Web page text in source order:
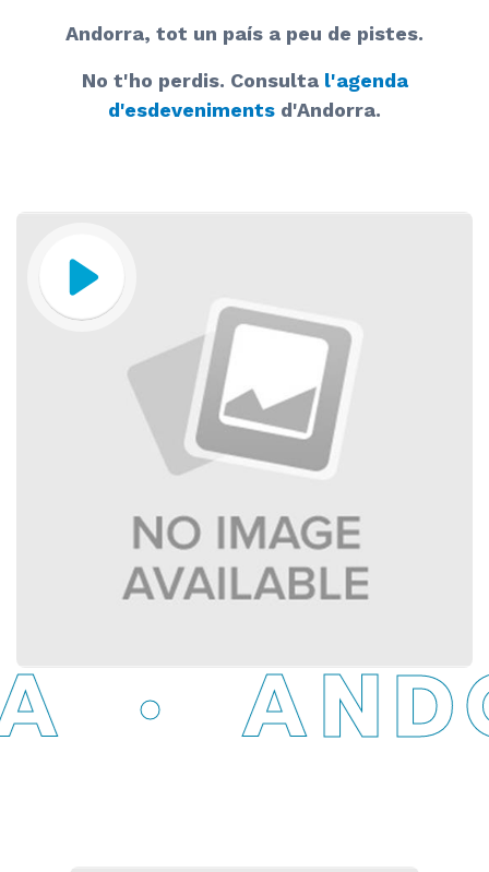
Andorra, tot un país a peu de pistes.
No t'ho perdis. Consulta l'agenda
d'esdeveniments d'Andorra.
•